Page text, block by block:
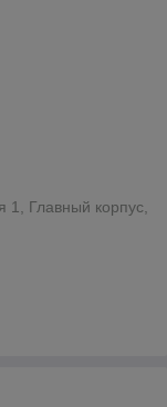
Главный корпус,